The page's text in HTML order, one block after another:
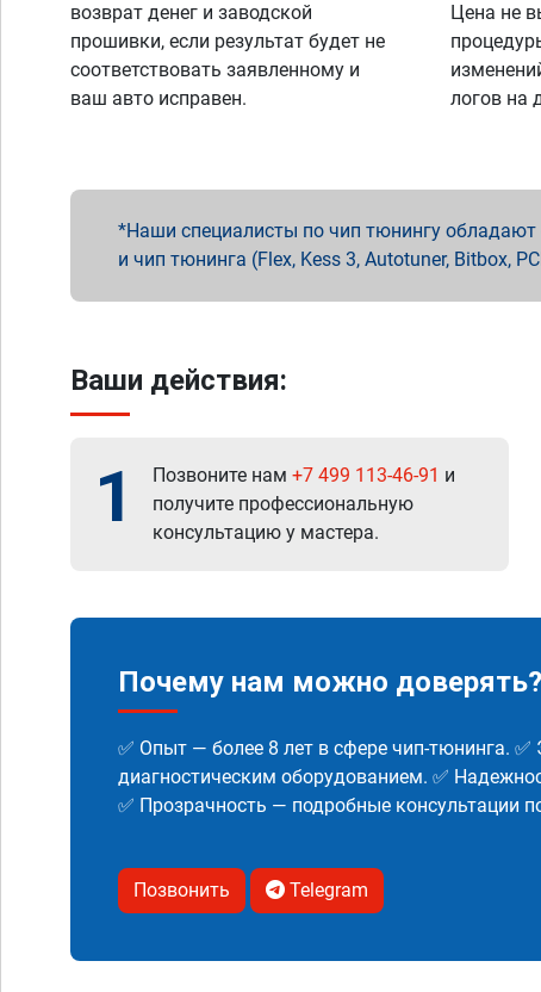
возврат денег и заводской
прошивки, если результат будет не
соответствовать заявленному и
ваш авто исправен.
Цена не
логов на
Наши специалисты по чип тюнингу
и чип тюнинга (Flex, Kess 3, Autotuner, Bitbox,
Ваши действия:
1 Позвоните нам +7 499 113-46-91 и
получите профессиональную
консультацию у мастера.
Почему нам можно доверять?
✅ Опыт — более 8 лет в сфере чип-тюнинга.
диагностическим оборудованием. ✅
✅ Прозрачность — подробные консультации
Позвонить Telegram